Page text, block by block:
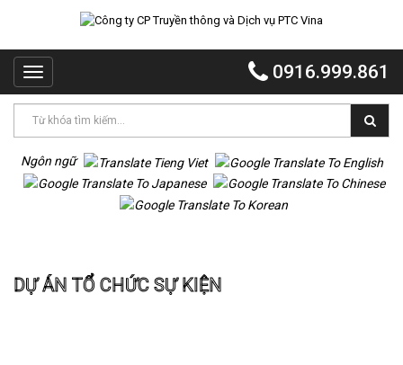
Toggle
navigation
0916.999.861
PTC
PTC
EVENT
PTC
VOI
Ngôn ngữ
DỰ ÁN TỔ CHỨC SỰ KIỆN